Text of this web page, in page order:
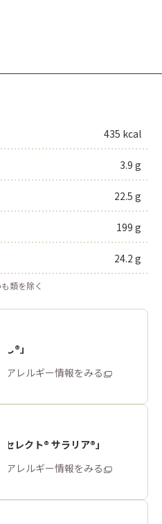
435 kcal
3.9 g
22.5 g
199 g
24.2 g
類を除く
®」
アレルギー情報をみる
セレクト® サラリア®」
アレルギー情報をみる